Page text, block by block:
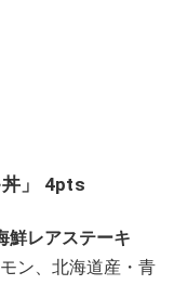
丼」 4pts
鮮レアステーキ
ン、北海道産・青